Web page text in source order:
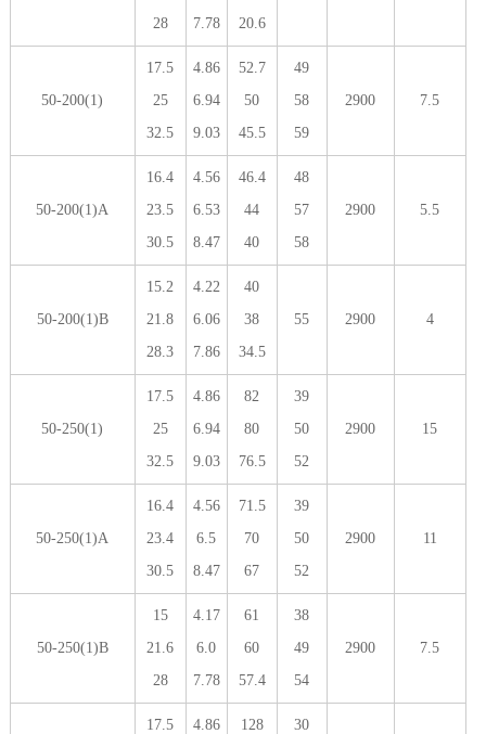
28
7.78
20.6
50-200(1)
17.5
25
32.5
4.86
6.94
9.03
52.7
50
45.5
49
58
59
2900 7.5
50-200(1)A
16.4
23.5
30.5
4.56
6.53
8.47
46.4
44
40
48
57
58
2900 5.5
50-200(1)B
15.2
21.8
28.3
4.22
6.06
7.86
40
38
34.5
55 2900 4
50-250(1)
17.5
25
32.5
4.86
6.94
9.03
82
80
76.5
39
50
52
2900 15
50-250(1)A
16.4
23.4
30.5
4.56
6.5
8.47
71.5
70
67
39
50
52
2900 11
50-250(1)B
15
21.6
28
4.17
6.0
7.78
61
60
57.4
38
49
54
2900 7.5
17.5
4.86
128
30